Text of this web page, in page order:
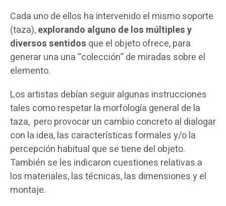
Cada uno de ellos ha intervenido el mismo soporte
(taza),explorando alguno de los múltiples y
diversos sentidos que el objeto ofrece, para
generar una una “colección” de miradas sobre el
elemento.
Los artistas debían seguir algunas instrucciones
tales como respetar la morfología general de la
taza, pero provocar un cambio concreto al dialogar
con la idea, las características formales y/o la
percepción habitual que se tiene del objeto.
También se les indicaron cuestiones relativas a
los materiales, las técnicas, las dimensiones y el
montaje.